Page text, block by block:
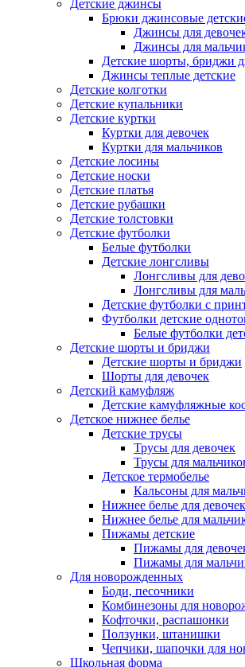
Детские джинсы
Брюки джинсовые
Джинсы для
Джинсы для
Детские шорты, бриджи
Джинсы теплые детские
Детские колготки
Детские купальники
Детские куртки
Куртки для девочек
Куртки для мальчиков
Детские лосины
Детские носки
Детские платья
Детские рубашки
Детские толстовки
Детские футболки
Белые футболки
Детские лонгсливы
Лонгсливы для
Лонгсливы для
Детские футболки с
Футболки детские
Белые футболки
Детские шорты и бриджи
Детские шорты и бриджи
Шорты для девочек
Детский камуфляж
Детские камуфляжные
Детское нижнее белье
Детские трусы
Трусы для девочек
Трусы для
Детское термобелье
Кальсоны для
Нижнее белье для девочек
Нижнее белье для
Пижамы детские
Пижамы для
Пижамы для
Для новорожденных
Боди, песочники
Комбинезоны для
Кофточки, распашонки
Ползунки, штанишки
Чепчики, шапочки для
Школьная форма